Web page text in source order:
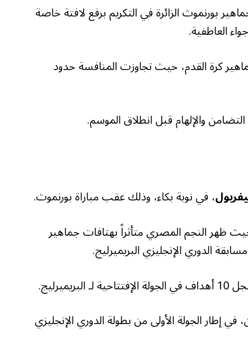
بورنموث الزائرة في التكريم برفع لافتة خاصة
العاطفية.
كرة القدم، حيث تجاوزت المنافسة حدود
والإلهام قبل انطلاق الموسم.
، في نوبة بكاء، وذلك عقب مباراة بورنموث.
ظهر النجم المصري متأثراً بهتافات جماهير
الدوري الإنجليزي البريميرليج.
إطار الجولة الأولى من بطولة الدوري الإنجليزي